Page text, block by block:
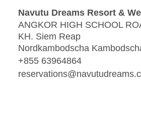
Navutu Dreams Resort &
ANGKOR HIGH SCHOOL
KH. Siem Reap
Nordkambodscha
+855 63964864